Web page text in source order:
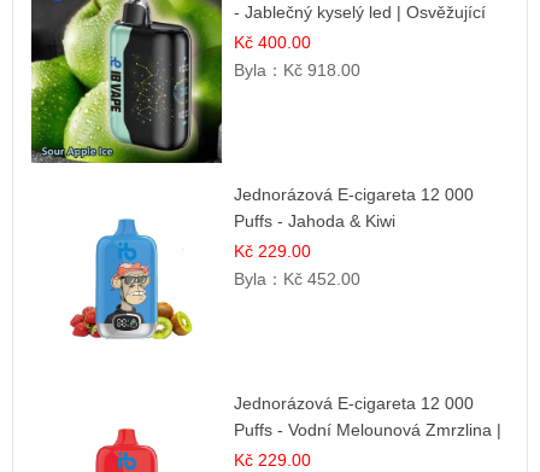
- Jablečný kyselý led | Osvěžující
kyselá jablka
Kč 400.00
Byla： Kč 918.00
Jednorázová E-cigareta 12 000
Puffs - Jahoda & Kiwi
Kč 229.00
Byla： Kč 452.00
Jednorázová E-cigareta 12 000
Puffs - Vodní Melounová Zmrzlina |
Letní dezertní příchuť
Kč 229.00